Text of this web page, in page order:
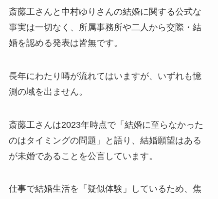
斎藤工さんと中村ゆりさんの結婚に関する公式な
事実は一切なく、所属事務所や二人から交際・結
婚を認める発表は皆無です。
長年にわたり噂が流れてはいますが、いずれも憶
測の域を出ません。
斎藤工さんは2023年時点で「結婚に至らなかった
のはタイミングの問題」と語り、結婚願望はある
が未婚であることを公言しています。
仕事で結婚生活を「疑似体験」しているため、焦